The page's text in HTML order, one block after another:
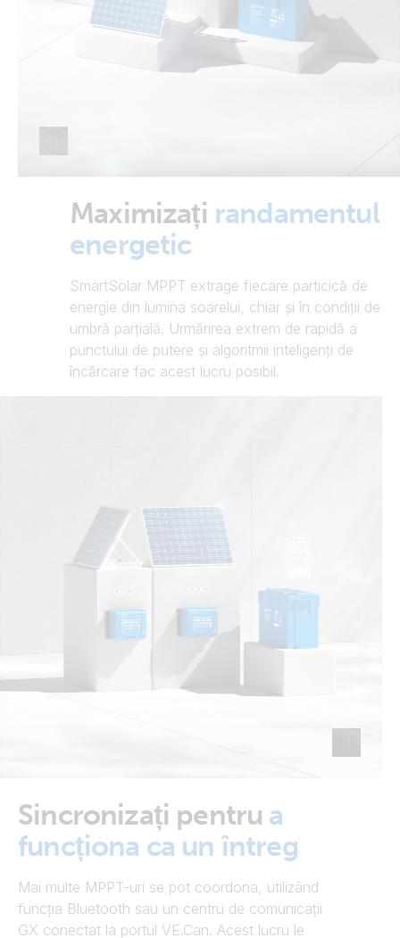
Maximizați randamentul
energetic
SmartSolar MPPT extrage fiecare particică de
energie din lumina soarelui, chiar și în condiții de
umbră parțială. Urmărirea extrem de rapidă a
punctului de putere și algoritmii inteligenți de
încărcare fac acest lucru posibil.
Sincronizați pentru a
funcționa ca un întreg
Mai multe MPPT-uri se pot coordona, utilizând
funcția Bluetooth sau un centru de comunicații
GX conectat la portul VE.Can. Acest lucru le